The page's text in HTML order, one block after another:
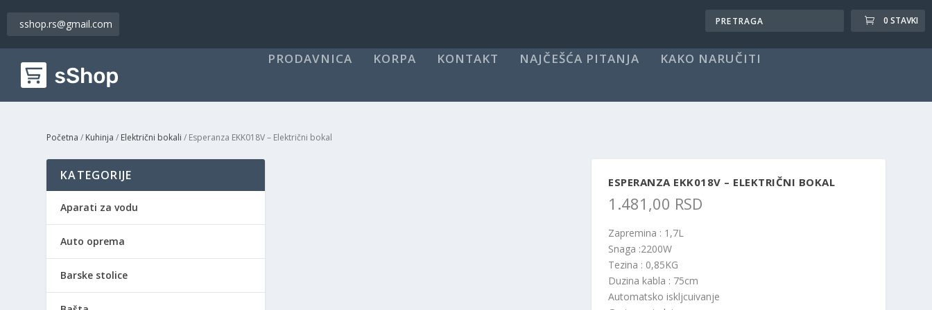
sshop.rs@gmail.com 0 STAVKI
PRODAVNICA KORPA KONTAKT NAJČEŠĆA PITANJA KAKO NARUČITI
Početna / Kuhinja / Električni bokali / Esperanza EKK018V – Električni bokal
ESPERANZA EKK018V – ELEKTRIČNI BOKAL
1.481,00 RSD
Zapremina : 1,7L
Snaga :2200W
Tezina : 0,85KG
Duzina kabla : 75cm
Automatsko iskljcuivanje
KATEGORIJE
Aparati za vodu
Auto oprema
Barske stolice